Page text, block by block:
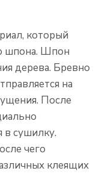
который
шпона. Шпон
дерева. Бревно
на
После
в сушилку.
чего
клеящих